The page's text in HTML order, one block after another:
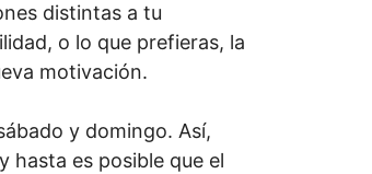
distintas a tu
o lo que prefieras, la
motivación.
y domingo. Así,
hasta es posible que el